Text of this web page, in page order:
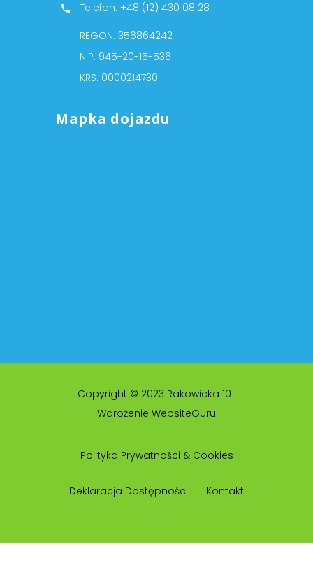
Telefon: +48 (12) 430 08 28
REGON: 356864242
NIP: 945-20-15-536
KRS: 0000214730
Mapka dojazdu
Copyright © 2023 Rakowicka 10 |
Wdrożenie WebsiteGuru
Polityka Prywatności & Cookies
Deklaracja Dostępności Kontakt